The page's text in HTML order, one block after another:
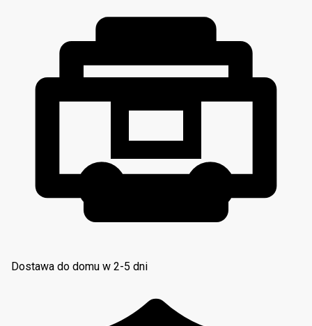
Dostawa do domu w 2-5 dni